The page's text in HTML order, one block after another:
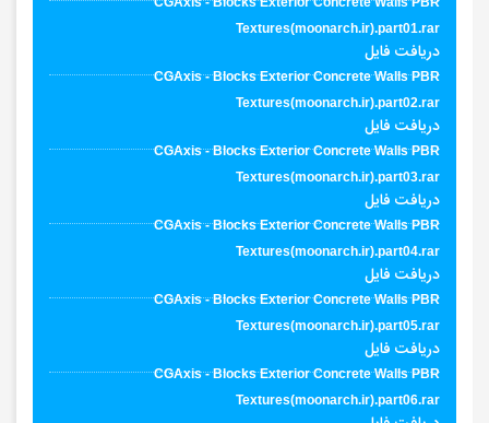
Textures(moonarch.ir).part01.rar
دریافت فایل
CGAxis - Blocks Exterior Concrete Walls PBR
Textures(moonarch.ir).part02.rar
دریافت فایل
CGAxis - Blocks Exterior Concrete Walls PBR
Textures(moonarch.ir).part03.rar
دریافت فایل
CGAxis - Blocks Exterior Concrete Walls PBR
Textures(moonarch.ir).part04.rar
دریافت فایل
CGAxis - Blocks Exterior Concrete Walls PBR
Textures(moonarch.ir).part05.rar
دریافت فایل
CGAxis - Blocks Exterior Concrete Walls PBR
Textures(moonarch.ir).part06.rar